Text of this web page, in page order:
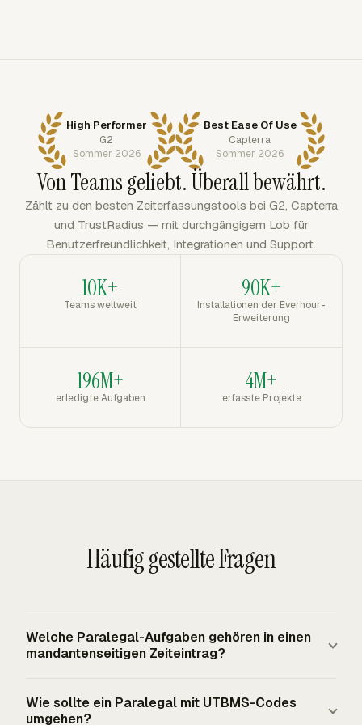
High Performer
G2
Sommer 2026
Best Ease Of Use
Capterra
Sommer 2026
Von Teams geliebt. Überall bewährt.
Zählt zu den besten Zeiterfassungstools bei G2, Capterra
und TrustRadius — mit durchgängigem Lob für
Benutzerfreundlichkeit, Integrationen und Support.
10K+
Teams weltweit
90K+
Installationen der Everhour-
Erweiterung
196M+
erledigte Aufgaben
4M+
erfasste Projekte
Häufig gestellte Fragen
Welche Paralegal-Aufgaben gehören in einen
mandantenseitigen Zeiteintrag?
wenn die Abrechnungsregeln des Mandanten sie
Wie sollte ein Paralegal mit UTBMS-Codes
umgehen?